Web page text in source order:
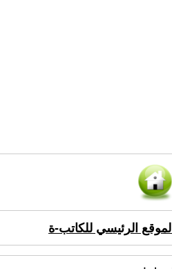
الموقع الرئيسي للكاتب-ة